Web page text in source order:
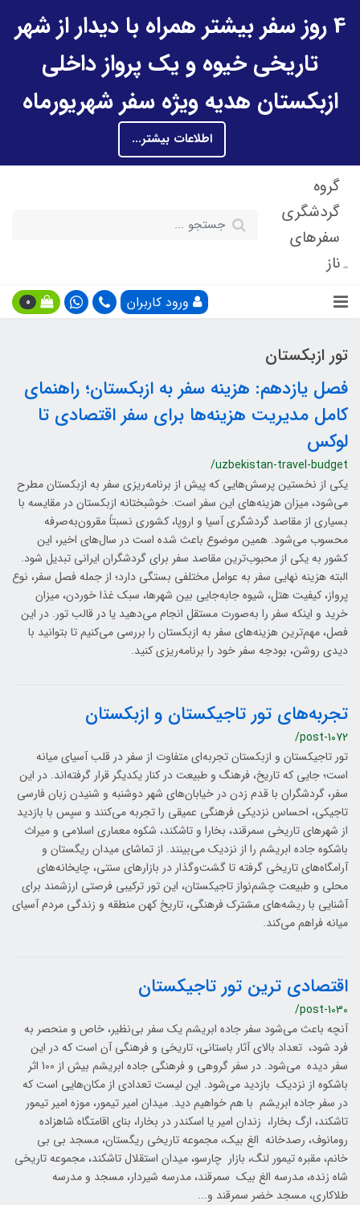
4 روز سفر بیشتر همراه با دیدار از شهر
تاریخی خیوه و یک پرواز داخلی
ازبکستان هدیه ویژه سفر شهریورماه
اطلاعات بیشتر...
گروه
گردشگری
سفرهای
ناز
ورود کاربران 0
تور ازبکستان
فصل یازدهم: هزینه سفر به ازبکستان؛ راهنمای
کامل مدیریت هزینه‌ها برای سفر اقتصادی تا
لوکس
/uzbekistan-travel-budget
یکی از نخستین پرسش‌هایی که پیش از برنامه‌ریزی سفر به ازبکستان مطرح
می‌شود، میزان هزینه‌های این سفر است. خوشبختانه ازبکستان در مقایسه با
بسیاری از مقاصد گردشگری آسیا و اروپا، کشوری نسبتاً مقرون‌به‌صرفه
محسوب می‌شود. همین موضوع باعث شده است در سال‌های اخیر، این
کشور به یکی از محبوب‌ترین مقاصد سفر برای گردشگران ایرانی تبدیل شود.
البته هزینه نهایی سفر به عوامل مختلفی بستگی دارد؛ از جمله فصل سفر، نوع
پرواز، کیفیت هتل، شیوه جابه‌جایی بین شهرها، سبک غذا خوردن، میزان
خرید و اینکه سفر را به‌صورت مستقل انجام می‌دهید یا در قالب تور. در این
فصل، مهم‌ترین هزینه‌های سفر به ازبکستان را بررسی می‌کنیم تا بتوانید با
دیدی روشن، بودجه سفر خود را برنامه‌ریزی کنید.
تجربه‌های تور تاجیکستان و ازبکستان
/post-1072
تور تاجیکستان و ازبکستان تجربه‌ای متفاوت از سفر در قلب آسیای میانه
است؛ جایی که تاریخ، فرهنگ و طبیعت در کنار یکدیگر قرار گرفته‌اند. در این
سفر، گردشگران با قدم زدن در خیابان‌های شهر دوشنبه و شنیدن زبان فارسی
تاجیکی، احساس نزدیکی فرهنگی عمیقی را تجربه می‌کنند و سپس با بازدید
از شهرهای تاریخی سمرقند، بخارا و تاشکند، شکوه معماری اسلامی و میراث
باشکوه جاده ابریشم را از نزدیک می‌بینند. از تماشای میدان ریگستان و
آرامگاه‌های تاریخی گرفته تا گشت‌وگذار در بازارهای سنتی، چایخانه‌های
محلی و طبیعت چشم‌نواز تاجیکستان، این تور ترکیبی فرصتی ارزشمند برای
آشنایی با ریشه‌های مشترک فرهنگی، تاریخ کهن منطقه و زندگی مردم آسیای
میانه فراهم می‌کند.
اقتصادی ترین تور تاجیکستان
/post-1030
آنچه باعث می‌شود سفر جاده ابریشم یک سفر بی‌نظیر، خاص و منحصر به
فرد شود، تعداد بالای آثار باستانی، تاریخی و فرهنگی آن است که در این
سفر دیده می‌شود. در سفر گروهی و فرهنگی جاده ابریشم بیش از 100 اثر
باشکوه از نزدیک بازدید می‌شود. این لیست تعدادی از مکان‌هایی است که
در سفر جاده ابریشم با هم خواهیم دید. میدان امیر تیمور، موزه امیر تیمور
تاشکند، ارگ بخارا، زندان امیر یا اسکندر در بخارا، بنای اقامتگاه شاهزاده
رومانوف، رصدخانه الغ بیک، مجموعه تاریخی ریگستان، مسجد بی بی
خانم، مقبره تیمور لنگ، بازار چارسو، میدان استقلال تاشکند، مجموعه تاریخی
شاه زنده، مدرسه الغ بیک سمرقند، مدرسه شیردار، مسجد و مدرسه
طلاکاری، مسجد خضر سمرقند و...